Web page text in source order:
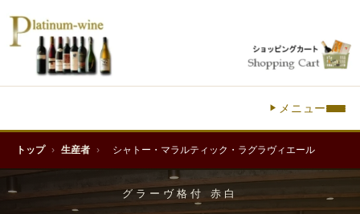
メニュー
トップ › 生産者 › シャトー・マラルティック・ラグラヴィエール
グラーヴ格付 赤白